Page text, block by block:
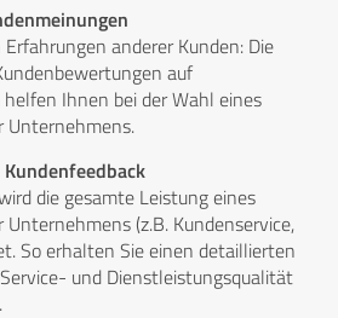
anderer Kunden: Die
auf
helfen Ihnen bei der Wahl eines
Unternehmens.
die gesamte Leistung eines
(z.B. Kundenservice,
So erhalten Sie einen detaillierten
und Dienstleistungsqualität